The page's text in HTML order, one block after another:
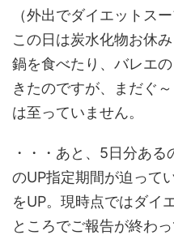
（外出でダイエットス
この日は炭水化物お休
鍋を食べたり、バレエ
きたのですが、まだぐ
は至っていません。
・・・あと、5日分あ
のUP指定期間が迫って
をUP。現時点ではダイ
ところでご報告が終わ